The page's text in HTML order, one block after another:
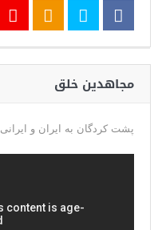
مجاهدین خلق
پشت کردگان به ایران و ایرانی.